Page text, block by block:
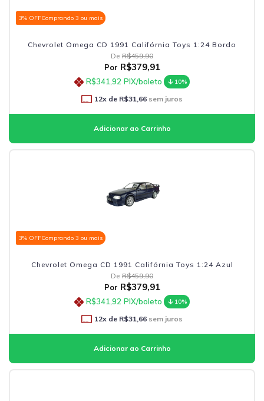
3% OFFComprando 3 ou mais
Chevrolet Omega CD 1991 Califórnia Toys 1:24 Bordo
De R$459,90
Por R$379,91
R$341,92 PIX/boleto 10%
12x de R$31,66 sem juros
3% OFFComprando 3 ou mais
Chevrolet Omega CD 1991 Califórnia Toys 1:24 Azul
De R$459,90
Por R$379,91
R$341,92 PIX/boleto 10%
12x de R$31,66 sem juros